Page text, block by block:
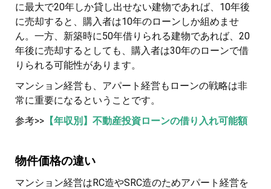
に最大で20年しか貸し出せない建物であれば、10年後
に売却すると、購入者は10年のローンしか組めませ
ん。一方、新築時に50年借りられる建物であれば、20
年後に売却するとしても、購入者は30年のローンで借
りられる可能性があります。
マンション経営も、アパート経営もローンの戦略は非
常に重要になるということです。
参考>> 【年収別】不動産投資ローンの借り入れ可能額
物件価格の違い
マンション経営はRC造やSRC造のためアパート経営を